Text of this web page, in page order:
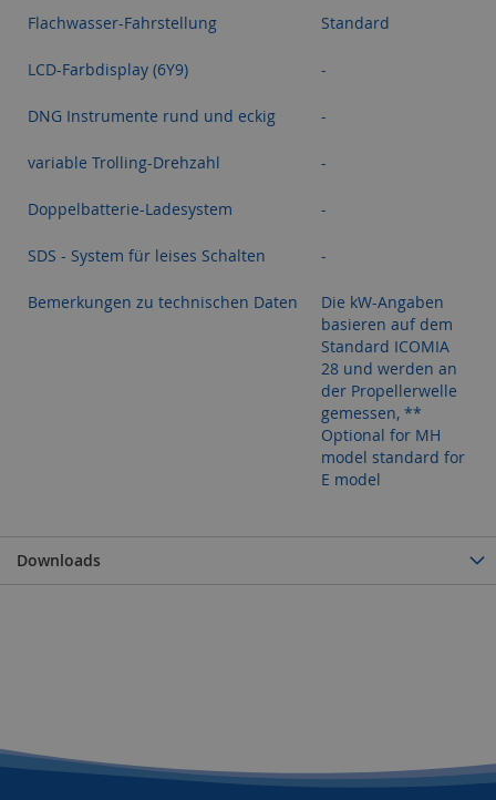
Flachwasser-Fahrstellung Standard
LCD-Farbdisplay (6Y9) -
DNG Instrumente rund und eckig -
variable Trolling-Drehzahl -
Doppelbatterie-Ladesystem -
SDS - System für leises Schalten -
Bemerkungen zu technischen Daten
Die kW-Angaben
basieren auf dem
Standard ICOMIA
28 und werden an
der Propellerwelle
gemessen, **
Optional for MH
model standard for
E model
Downloads